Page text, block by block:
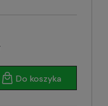
Do koszyka